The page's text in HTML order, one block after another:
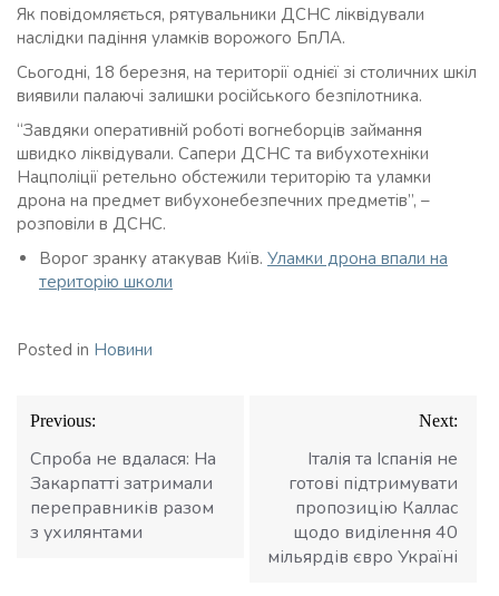
Як повідомляється, рятувальники ДСНС ліквідували
наслідки падіння уламків ворожого БпЛА.
Сьогодні, 18 березня, на території однієї зі столичних шкіл
виявили палаючі залишки російського безпілотника.
“Завдяки оперативній роботі вогнеборців займання
швидко ліквідували. Сапери ДСНС та вибухотехніки
Нацполіції ретельно обстежили територію та уламки
дрона на предмет вибухонебезпечних предметів”, –
розповіли в ДСНС.
Ворог зранку атакував Київ. Уламки дрона впали на
територію школи
Posted in Новини
Навігація
записів
Previous:
Спроба не вдалася: На
Закарпатті затримали
переправників разом
з ухилянтами
Next:
Італія та Іспанія не
готові підтримувати
пропозицію Каллас
щодо виділення 40
мільярдів євро Україні